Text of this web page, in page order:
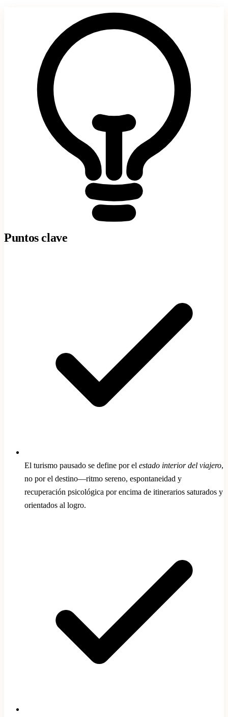
Puntos clave
El turismo pausado se define por el estado interior del viajero,
no por el destino—ritmo sereno, espontaneidad y
recuperación psicológica por encima de itinerarios saturados y
orientados al logro.